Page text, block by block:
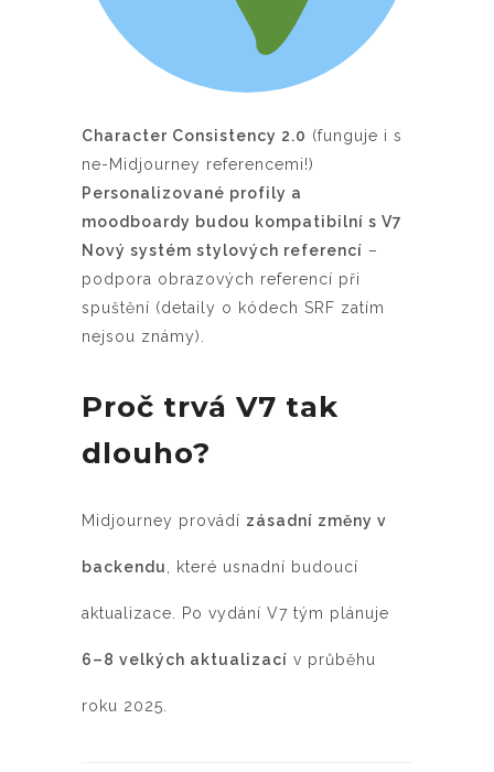
Character Consistency 2.0 (funguje i s
ne-Midjourney referencemi!)
Personalizované profily a
moodboardy budou kompatibilní s V7
Nový systém stylových referencí –
podpora obrazových referencí při
spuštění (detaily o kódech SRF zatím
nejsou známy).
Proč trvá V7 tak
dlouho?
Midjourney provádí zásadní změny v
backendu , které usnadní budoucí
aktualizace. Po vydání V7 tým plánuje
6–8 velkých aktualizací v průběhu
roku 2025.